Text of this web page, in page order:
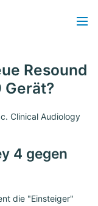
Resound
Gerät?
Clinical Audiology
4 gegen
die "Einsteiger"